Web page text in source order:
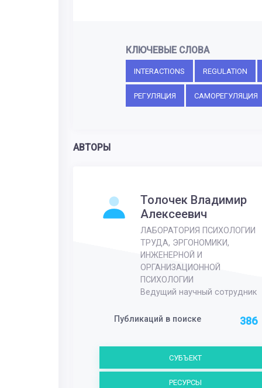
КЛЮЧЕВЫЕ СЛОВА
INTERACTIONS REGULATION
РЕГУЛЯЦИЯ САМОРЕГУЛЯЦИЯ
АВТОРЫ
Толочек Владимир
Алексеевич
ЛАБОРАТОРИЯ ПСИХОЛОГИИ
ТРУДА, ЭРГОНОМИКИ,
ИНЖЕНЕРНОЙ И
ОРГАНИЗАЦИОННОЙ
ПСИХОЛОГИИ
Ведущий научный сотрудник
Публикаций в поиске 386
СУБЪЕКТ
РЕСУРСЫ